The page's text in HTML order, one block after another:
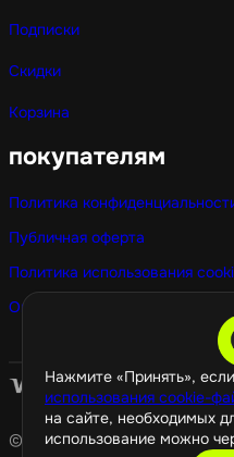
Нажмите «Принять»,
использования cookie-
на сайте, необходимых
использование можно
Подписки
Скидки
Корзина
покупателям
Политика
Публичная оферта
Политика использования
Оптовые покупки
© 2026 GamePropaganda